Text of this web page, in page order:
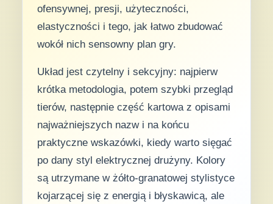
ofensywnej, presji, użyteczności,
elastyczności i tego, jak łatwo zbudować
wokół nich sensowny plan gry.
Układ jest czytelny i sekcyjny: najpierw
krótka metodologia, potem szybki przegląd
tierów, następnie część kartowa z opisami
najważniejszych nazw i na końcu
praktyczne wskazówki, kiedy warto sięgać
po dany styl elektrycznej drużyny. Kolory
są utrzymane w żółto-granatowej stylistyce
kojarzącej się z energią i błyskawicą, ale